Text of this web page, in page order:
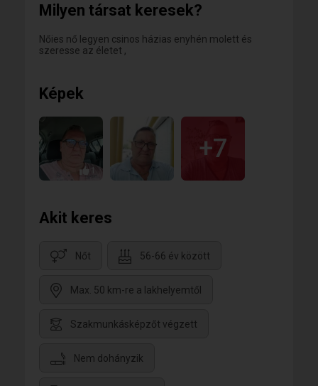
Milyen társat keresek?
Nőies nő legyen csinos házias enyhén molett és
szeresse az életet ,
Képek
1
+7
Akit keres
Nőt 56-66 év között
Max. 50 km-re a lakhelyemtől
Szakmunkásképzőt végzett
Nem dohányzik